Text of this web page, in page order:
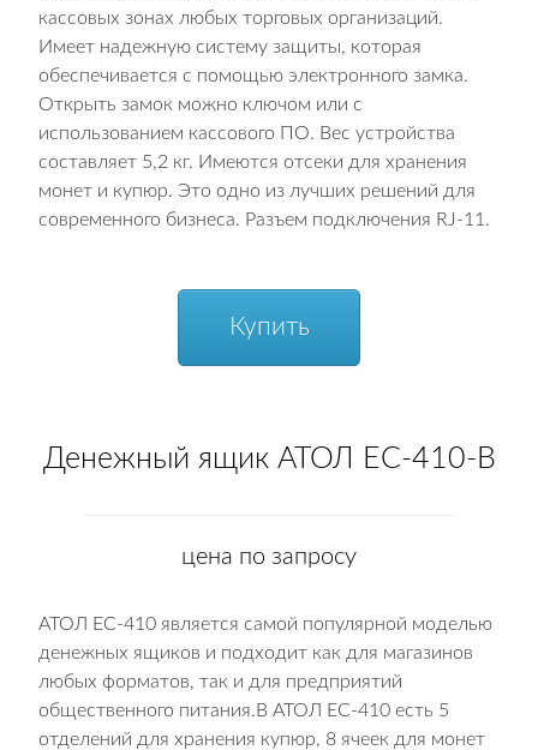
кассовых зонах любых торговых организаций.
Имеет надежную систему защиты, которая
обеспечивается с помощью электронного замка.
Открыть замок можно ключом или с
использованием кассового ПО. Вес устройства
составляет 5,2 кг. Имеются отсеки для хранения
монет и купюр. Это одно из лучших решений для
современного бизнеса. Разъем подключения RJ-11.
Купить
Денежный ящик АТОЛ EC-410-B
цена по запросу
АТОЛ EC-410 является самой популярной моделью
денежных ящиков и подходит как для магазинов
любых форматов, так и для предприятий
общественного питания.В АТОЛ EC-410 есть 5
отделений для хранения купюр, 8 ячеек для монет